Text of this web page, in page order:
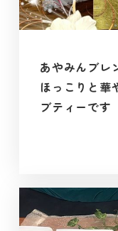
あやみんブレ
ほっこりと華
ブティーです